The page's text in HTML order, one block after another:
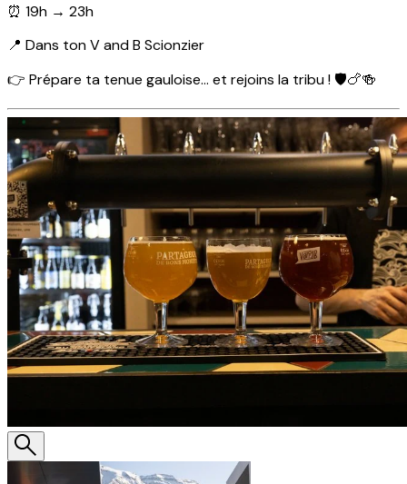
⏰ 19h → 23h
📍 Dans ton V and B Scionzier
👉 Prépare ta tenue gauloise… et rejoins la tribu ! 🛡️🍗🍻